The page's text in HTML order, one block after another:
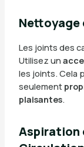
Nettoyage
Les joints des
Utilisez un
les joints. Cela
seulement
plaisantes.
Aspiration